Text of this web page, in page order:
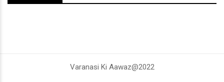
Varanasi Ki Aawaz@2022